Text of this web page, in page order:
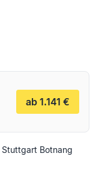
ab 1.141 €
Stuttgart Botnang